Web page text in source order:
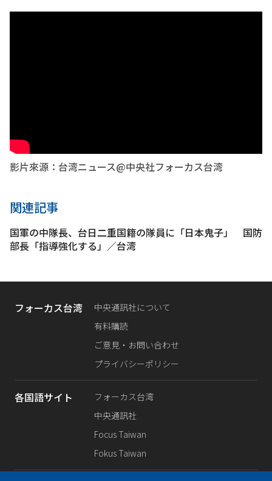
影片來源：台湾ニュース@中央社フォーカス台湾
関連記事
国軍の中隊長、台日二重国籍の隊員に「日本鬼子」 国防
部長「指導強化する」／台湾
フォーカス台湾
中央通訊社について
有料購読
ご意見・お問い合わせ
プライバシーポリシー
各国語サイト
フォーカス台湾
中央通訊社
Focus Taiwan
Fokus Taiwan